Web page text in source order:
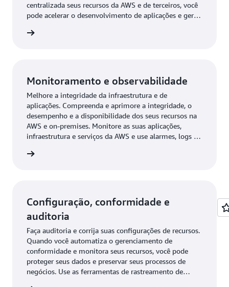
centralizada seus recursos da AWS e de terceiros, você
pode acelerar o desenvolvimento de aplicações e gerar
Monitoramento e observabilidade
Melhore a integridade da infraestrutura e de
aplicações. Compreenda e aprimore a integridade, o
desempenho e a disponibilidade dos seus recursos na
AWS e on-premises. Monitore as suas aplicações,
infraestrutura e serviços da AWS e use alarmes, logs e
reduzir o tempo médio de resolução.
Configuração, conformidade e
auditoria
Faça auditoria e corrija suas configurações de recursos.
Quando você automatiza o gerenciamento de
conformidade e monitora seus recursos, você pode
proteger seus dados e preservar seus processos de
negócios. Use as ferramentas de rastreamento de